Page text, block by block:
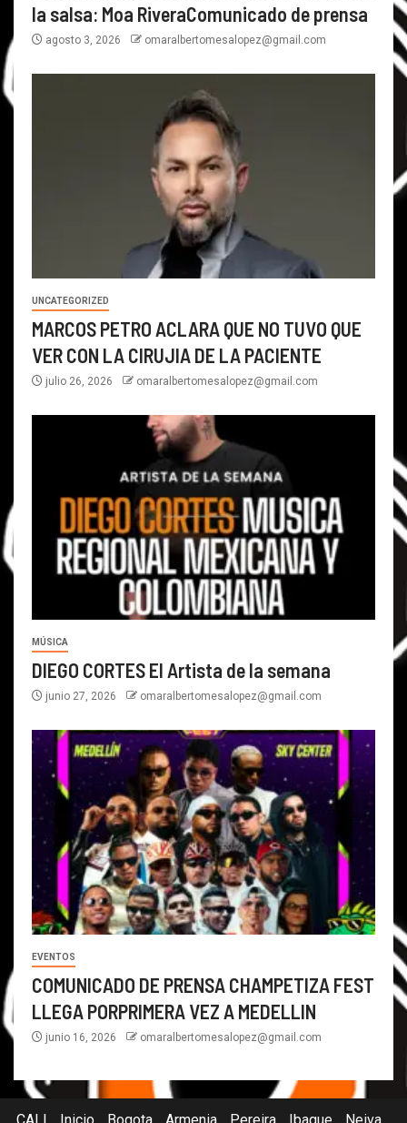
la salsa: Moa RiveraComunicado de prensa
agosto 3, 2026 omaralbertomesalopez@gmail.com
UNCATEGORIZED
MARCOS PETRO ACLARA QUE NO TUVO QUE
VER CON LA CIRUJIA DE LA PACIENTE
julio 26, 2026 omaralbertomesalopez@gmail.com
MÚSICA
DIEGO CORTES El Artista de la semana
junio 27, 2026 omaralbertomesalopez@gmail.com
EVENTOS
COMUNICADO DE PRENSA CHAMPETIZA FEST
LLEGA PORPRIMERA VEZ A MEDELLIN
junio 16, 2026 omaralbertomesalopez@gmail.com